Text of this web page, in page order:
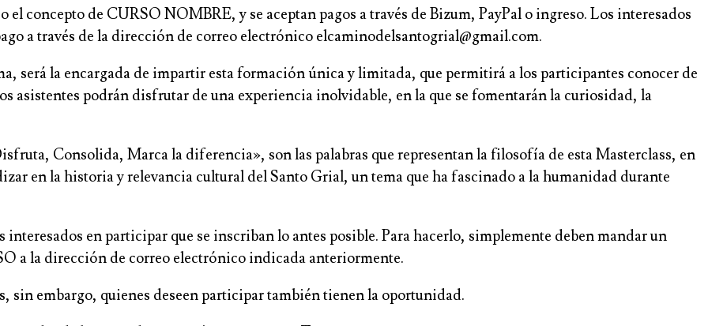
el concepto de CURSO NOMBRE, y se aceptan pagos a través de Bizum, PayPal o ingreso. Los interesados
a través de la dirección de correo electrónico elcaminodelsantogrial@gmail.com.
será la encargada de impartir esta formación única y limitada, que permitirá a los participantes conocer de
asistentes podrán disfrutar de una experiencia inolvidable, en la que se fomentarán la curiosidad, la
Consolida, Marca la diferencia», son las palabras que representan la filosofía de esta Masterclass, en
en la historia y relevancia cultural del Santo Grial, un tema que ha fascinado a la humanidad durante
en participar que se inscriban lo antes posible. Para hacerlo, simplemente deben mandar un
a la dirección de correo electrónico indicada anteriormente.
sin embargo, quienes deseen participar también tienen la oportunidad.